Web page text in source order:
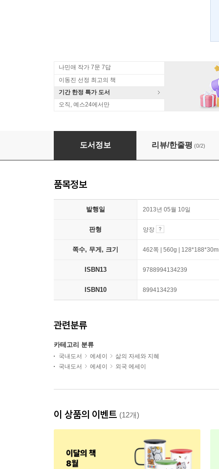
나민애 작가 7문 7답
이동진 선정 최고의 책
기간 한정 특가 도서
오직, 예스24에서만
천 년을 같이 있어도 한 번의 이별은 있다
도서정보 리뷰/한줄평 (0/2)
품목정보
발행일 2013년 05월 10일
판형 양장
쪽수, 무게, 크기 462쪽 | 560g |
ISBN13 9788994134239
ISBN10 8994134239
관련분류
카테고리 분류
국내도서 에세이
삶의 자세와 지혜
국내도서
에세이 외국 에세이
이 상품의 이벤트 (12개)